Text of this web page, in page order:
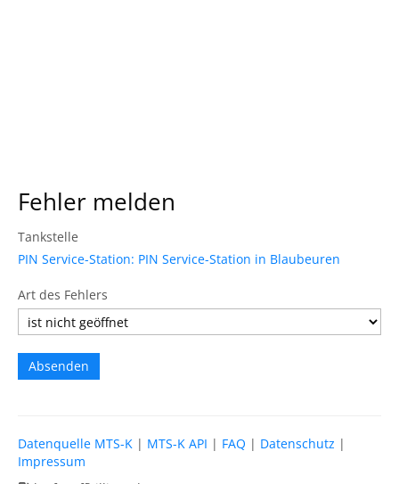
Fehler melden
Tankstelle
PIN Service-Station: PIN Service-Station in Blaubeuren
Art des Fehlers
Datenquelle MTS-K | MTS-K API | FAQ | Datenschutz |
Impressum